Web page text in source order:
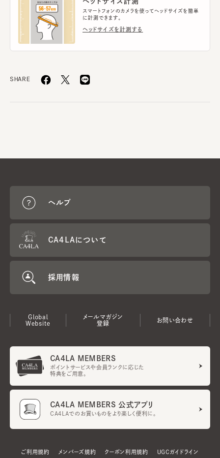
スマートフォンのカメラを使ってヘッドサイズを簡単
に計測できます。
ヘッドサイズを計測する
SHARE
ヘルプ
CA4LAについて
採用情報
Global
Website
メールマガジン
登録
お問い合わせ
CA4LA MEMBERS
ポイントサービスや会員ランクに応じた
特典をご用意。
CA4LA MEMBERS 公式アプリ
CA4LAでのお買いものをより楽しく便利に。
ご利用規約 メンバーズ規約 クーポン利用規約 UGCガイドライン